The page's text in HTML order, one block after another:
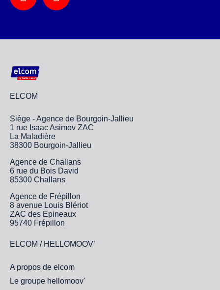
ELCOM
Siège - Agence de Bourgoin-Jallieu
1 rue Isaac Asimov ZAC
La Maladière
38300 Bourgoin-Jallieu
Agence de Challans
6 rue du Bois David
85300 Challans
Agence de Frépillon
8 avenue Louis Blériot
ZAC des Epineaux
95740 Frépillon
ELCOM / HELLOMOOV’
A propos de elcom
Le groupe hellomoov'